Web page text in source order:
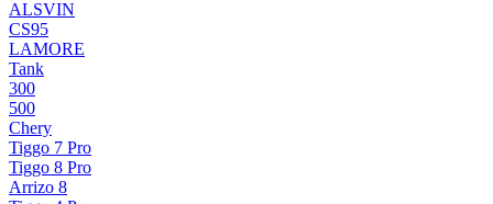
ALSVIN
CS95
LAMORE
Tank
300
500
Chery
Tiggo 7 Pro
Tiggo 8 Pro
Arrizo 8